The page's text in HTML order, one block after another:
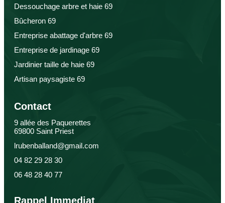
Dessouchage arbre et haie 69
Bûcheron 69
Entreprise abattage d'arbre 69
Entreprise de jardinage 69
Jardinier taille de haie 69
Artisan paysagiste 69
Contact
9 allée des Paquerettes
69800 Saint Priest
lrubenballand@gmail.com
04 82 29 28 30
06 48 28 40 77
Rappel Immediat